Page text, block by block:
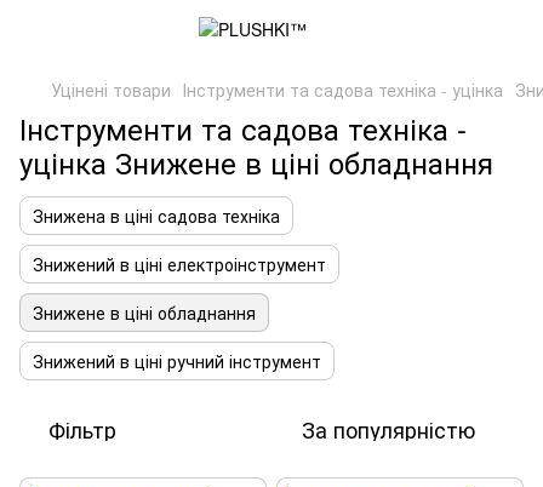
Уцінені товари Інструменти та садова техніка - уцінка
Інструменти та садова техніка -
уцінка Знижене в ціні обладнання
Знижена в ціні садова техніка
Знижений в ціні електроінструмент
Знижене в ціні обладнання
Знижений в ціні ручний інструмент
Фільтр За популярністю